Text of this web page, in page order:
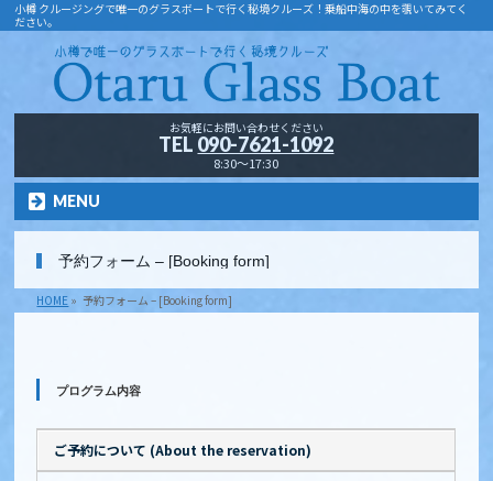
小樽 クルージングで唯一のグラスボートで行く秘境クルーズ！乗船中海の中を覗いてみてく
ださい。
お気軽にお問い合わせください
TEL 090-7621-1092
8:30～17:30
MENU
予約フォーム – [Booking form]
HOME » 予約フォーム – [Booking form]
プログラム内容
ご予約について (About the reservation)